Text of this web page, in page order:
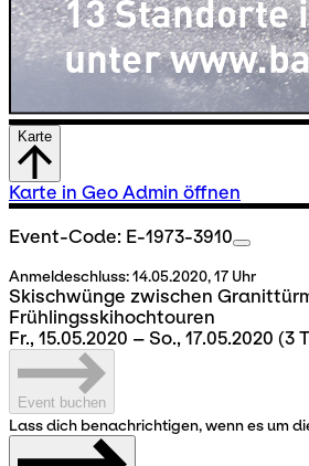
Karte
Karte in Geo Admin öffnen
Event-Code: E-1973-3910
Anmeldeschluss:14.05.2020, 17 Uhr
Skischwünge zwischen
Frühlingsskihochtouren
Fr., 15.05.2020 – So., 17.05.2020 (3
Event buchen
Lass dich benachrichtigen, wenn es um